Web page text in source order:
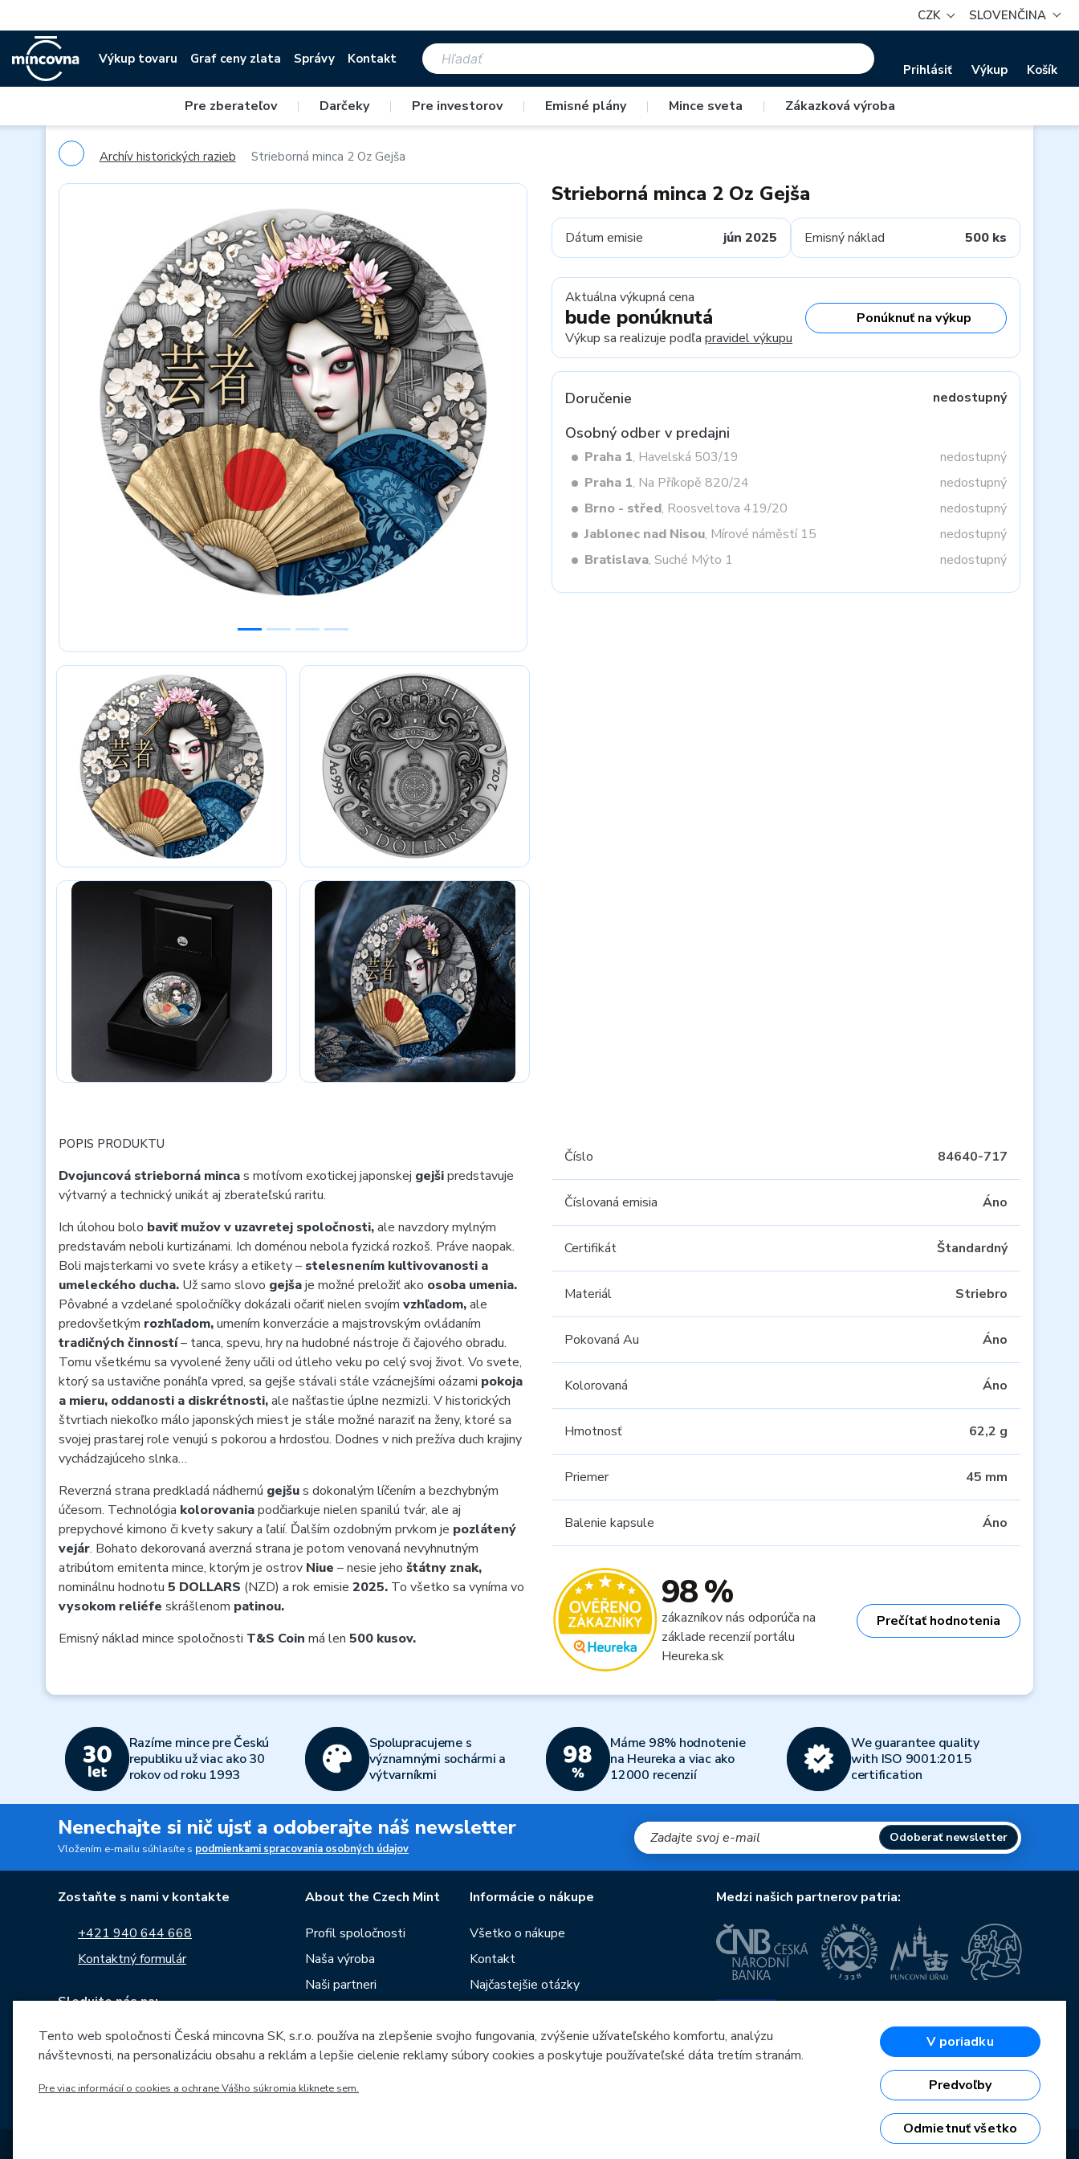
CZK SLOVENČINA
Výkup tovaru Graf ceny zlata Správy Kontakt
Prihlásiť Výkup Košík
Pre zberateľov | Darčeky | Pre investorov | Emisné plány | Mince sveta | Zákazková výroba
Archív historických razieb Strieborná minca 2 Oz Gejša
Previous
Strieborná minca 2 Oz Gejša
Dátum emisie jún 2025 Emisný náklad 500 ks
Aktuálna výkupná cena
bude ponúknutá
Výkup sa realizuje podľa pravidel výkupu
Ponúknuť na výkup
Doručenie nedostupný
Osobný odber v predajni
Praha 1, Havelská 503/19
nedostupný
Praha 1, Na Příkopě 820/24
nedostupný
Brno - střed, Roosveltova 419/20
nedostupný
Jablonec nad Nisou, Mírové náměstí 15
nedostupný
Bratislava, Suché Mýto 1 nedostupný
POPIS PRODUKTU
Dvojuncová strieborná mincas motívom exotickej japonskej gejšipredstavuje
výtvarný a technický unikát aj zberateľskú raritu.
Ich úlohou bolo baviť mužov v uzavretej spoločnosti,ale navzdory mylným
predstavám neboli kurtizánami. Ich doménou nebola fyzická rozkoš. Práve naopak.
Boli majsterkami vo svete krásy a etikety – stelesnením kultivovanosti a
umeleckého ducha. Už samo slovo gejšaje možné preložiť ako osoba umenia.
Pôvabné a vzdelané spoločníčky dokázali očariť nielen svojím vzhľadom,ale
predovšetkým rozhľadom,umením konverzácie a majstrovským ovládaním
tradičných činností– tanca, spevu, hry na hudobné nástroje či čajového obradu.
Tomu všetkému sa vyvolené ženy učili od útleho veku po celý svoj život. Vo svete,
ktorý sa ustavične ponáhľa vpred, sa gejše stávali stále vzácnejšími oázami pokoja
a mieru, oddanosti a diskrétnosti,ale našťastie úplne nezmizli. V historických
štvrtiach niekoľko málo japonských miest je stále možné naraziť na ženy, ktoré sa
svojej prastarej role venujú s pokorou a hrdosťou. Dodnes v nich prežíva duch krajiny
vychádzajúceho slnka…
Reverzná strana predkladá nádhernú gejšus dokonalým líčením a bezchybným
účesom. Technológia kolorovaniapodčiarkuje nielen spanilú tvár, ale aj
prepychové kimono či kvety sakury a ľalií. Ďalším ozdobným prvkom je pozlátený
vejár. Bohato dekorovaná averzná strana je potom venovaná nevyhnutným
atribútom emitenta mince, ktorým je ostrov Niue – nesie jeho štátny znak,
nominálnu hodnotu 5 DOLLARS (NZD) a rok emisie 2025. To všetko sa vyníma vo
vysokom reliéfe skrášlenom patinou.
Emisný náklad mince spoločnosti T&S Coin má len 500 kusov.
Číslo 84640-717
Číslovaná emisia Áno
Certifikát Štandardný
Materiál Striebro
Pokovaná Au Áno
Kolorovaná Áno
Hmotnosť 62,2 g
Priemer 45 mm
Balenie kapsule Áno
98 %
zákazníkov nás odporúča na
základe recenzií portálu
Heureka.sk
Prečítať hodnotenia
Razíme mince pre Českú
republiku už viac ako 30
rokov od roku 1993
Spolupracujeme s
významnými sochármi a
výtvarníkmi
Máme 98% hodnotenie
na Heureka a viac ako
12000 recenzií
We guarantee quality
with ISO 9001:2015
certification
Nenechajte si nič ujsť a odoberajte náš newsletter
Vložením e-mailu súhlasíte s podmienkami spracovania osobných údajov
Odoberať newsletter
Zostaňte s nami v kontakte
+421 940 644 668
Kontaktný formulár
Sledujte nás na:
About the Czech Mint
Profil spoločnosti
Naša výroba
Naši partneri
Správy
Na stiahnutie
Archív razieb
Informácie o nákupe
Všetko o nákupe
Kontakt
Najčastejšie otázky
Predajne Českej mincovne
Poradca
Medzi našich partnerov patria:
OP Podnikanie a inovácie pre konkurencieschopnosť
Európska únia
Európsky fond pre regionálny rozvoj
Investície do vašej budúcnosti
Tento web spoločnosti Česká mincovna SK, s.r.o. používa na zlepšenie svojho fungovania, zvýšenie užívateľského komfortu, analýzu
návštevnosti, na personalizáciu obsahu a reklám a lepšie cielenie reklamy súbory cookies a poskytuje používateľské dáta tretím stranám.
Pre viac informácií o cookies a ochrane Vášho súkromia kliknete sem.
V poriadku
Predvoľby
Odmietnuť všetko